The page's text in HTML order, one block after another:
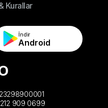
Kurallar
Kurallar
İndir
Android
909 0699